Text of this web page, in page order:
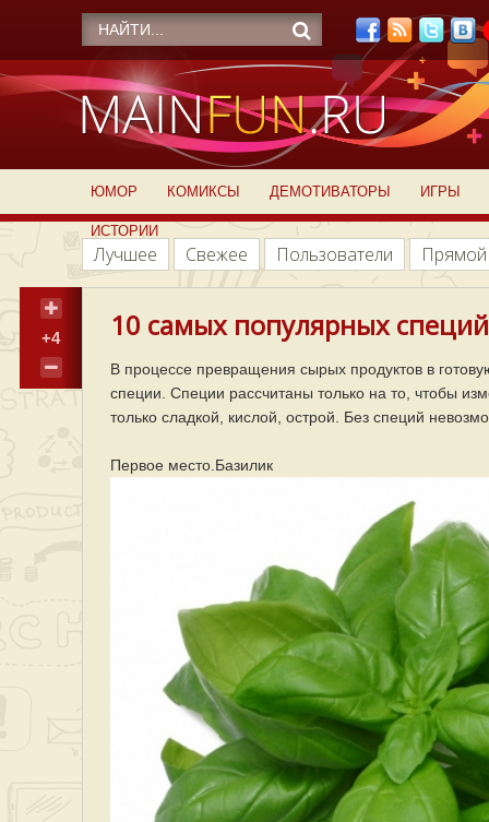
ЮМОР КОМИКСЫ ДЕМОТИВАТОРЫ ИГРЫ
ИСТОРИИ
Лучшее Свежее Пользователи
+4 10 самых популярных
В процессе превращения сырых продуктов в
специи. Специи рассчитаны только на то, чтобы
только сладкой, кислой, острой. Без специй
Первое место.Базилик